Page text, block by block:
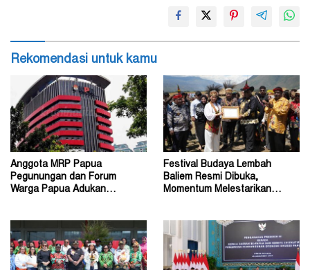
Rekomendasi untuk kamu
Anggota MRP Papua
Pegunungan dan Forum
Warga Papua Adukan
Festival Budaya Lembah
Baliem Resmi Dibuka,
Momentum Melestarikan